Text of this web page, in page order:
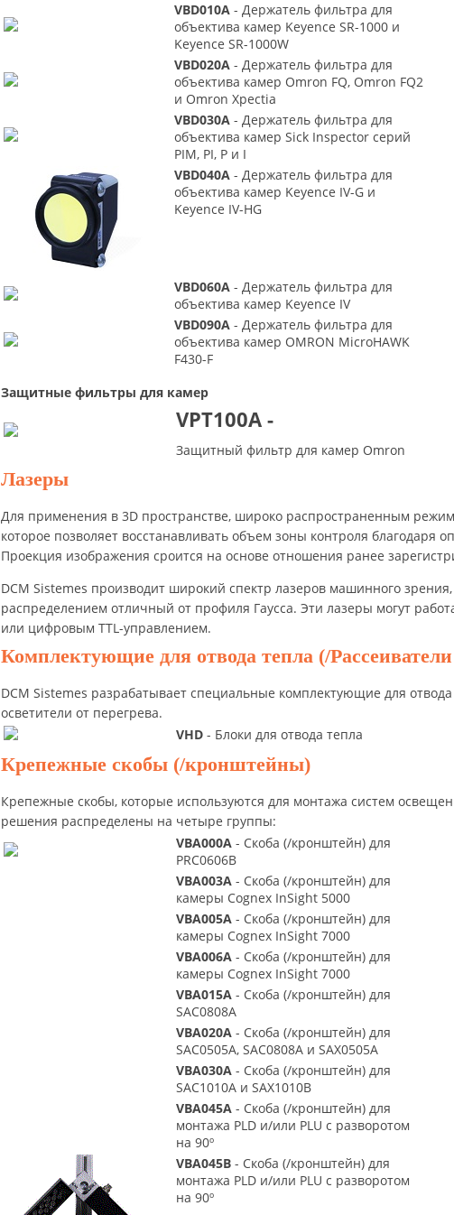
VBD010A - Держатель фильтра для
объектива камер Keyence SR-1000 и
Keyence SR-1000W
VBD020A - Держатель фильтра для
объектива камер Omron FQ, Omron FQ2
и Omron Xpectia
VBD030A - Держатель фильтра для
объектива камер Sick Inspector серий
PIM, PI, P и I
VBD040A - Держатель фильтра для
объектива камер Keyence IV-G и
Keyence IV-HG
VBD060A - Держатель фильтра для
объектива камер Keyence IV
VBD090A - Держатель фильтра для
объектива камер OMRON MicroHAWK
F430-F
Защитные фильтры для камер
VPT100A -
Защитный фильтр для камер Omron
Лазеры
Для применения в 3D пространстве, широко распространенным
которое позволяет восстанавливать объем зоны контроля
Проекция изображения сроится на основе отношения ранее
DCM Sistemes производит широкий спектр лазеров машинного
распределением отличный от профиля Гаусса. Эти лазеры могут
или цифровым TTL-управлением.
Комплектующие для отвода тепла (/
DCM Sistemes разрабатывает специальные комплектующие для
осветители от перегрева.
VHD - Блоки для отвода тепла
Крепежные скобы (/кронштейны)
Крепежные скобы, которые используются для монтажа систем
решения распределены на четыре группы:
VBA000A - Скоба (/кронштейн) для
PRC0606B
VBA003A - Скоба (/кронштейн) для
камеры Cognex InSight 5000
VBA005A - Скоба (/кронштейн) для
камеры Cognex InSight 7000
VBA006A - Скоба (/кронштейн) для
камеры Cognex InSight 7000
VBA015A - Скоба (/кронштейн) для
SAC0808A
VBA020A - Скоба (/кронштейн) для
SAC0505A, SAC0808A и SAX0505A
VBA030A - Скоба (/кронштейн) для
SAC1010A и SAX1010B
VBA045A - Скоба (/кронштейн) для
монтажа PLD и/или PLU с разворотом
на 90º
VBA045B - Скоба (/кронштейн) для
монтажа PLD и/или PLU с разворотом
на 90º